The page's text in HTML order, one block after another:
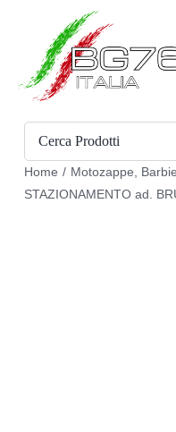
contenuto
Home / Motozappe
STAZIONAMENTO ad.